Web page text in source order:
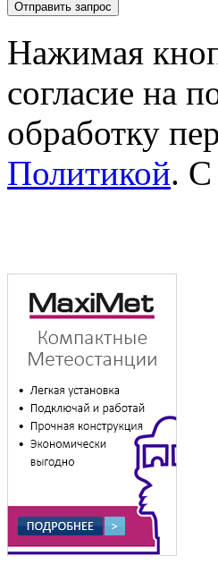
Нажимая
согласие на
обработку
Политикой. С